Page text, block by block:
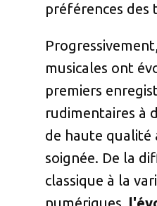
préférences des
musicales ont
premiers
rudimentaires à
de haute qualité
soignée. De la
classique à la